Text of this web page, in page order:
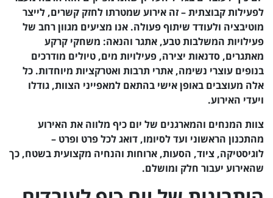
לפעילות קבוצתית – זה אירוע שמטרתו לחזק קשרים, לייצר
מוטיבציה ולעודד שיתוף פעולה. אנו מציעים מגוון רחב של
פעילויות המשלבות טבע, אתגר והנאה: משחקי קרקע
מאתגרים, סדנאות יצירה, פעילויות מים, טיולים מודרכים
בנופים עוצרי נשימה, אתרי תרבות ואטרקציות מיוחדות. כל
אלה מעוצבים באופן אישי בהתאם למאפייני הצוות, גודלו
ויעדי האירוע.
צוות המנחים והמארגנים של יום כיף מלווה את האירוע
מהתכנון הראשוני ועד לסיומו, דואג לכל פרט ופרט –
לוגיסטיקה, ציוד, הסעות, ארוחות והנחיה מקצועית בשטח, כך
שהאירוע יעבור חלק ומושלם.